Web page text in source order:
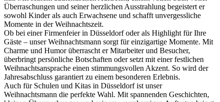
Überraschungen und seiner herzlichen Ausstrahlung begeistert er
sowohl Kinder als auch Erwachsene und schafft unvergessliche
Momente in der Weihnachtszeit.
Ob bei einer Firmenfeier in Düsseldorf oder als Highlight für Ihre
Gäste – unser Weihnachtsmann sorgt für einzigartige Momente. Mit
Charme und Humor überrascht er Mitarbeiter und Besucher,
überbringt persönliche Botschaften oder setzt mit einer festlichen
Weihnachtsansprache einen stimmungsvollen Akzent. So wird der
Jahresabschluss garantiert zu einem besonderen Erlebnis.
Auch für Schulen und Kitas in Düsseldorf ist unser
Weihnachtsmann die perfekte Wahl. Mit spannenden Geschichten,